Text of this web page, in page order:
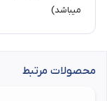
میباشد)​
محصولات مرتبط